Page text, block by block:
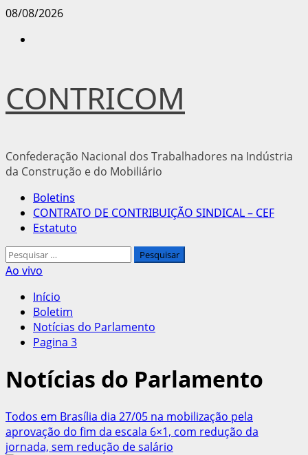
Avançar
08/08/2026
CONTRICOM
Confederação Nacional dos Trabalhadores na Indústria
da Construção e do Mobiliário
Menu
principal
Boletins
CONTRATO DE CONTRIBUIÇÃO SINDICAL – CEF
Estatuto
Pesquisar
por:
Ao vivo
Início
Boletim
Notícias do Parlamento
Pagina 3
Notícias do Parlamento
Todos em Brasília dia 27/05 na mobilização pela
aprovação do fim da escala 6×1, com redução da
jornada, sem redução de salário